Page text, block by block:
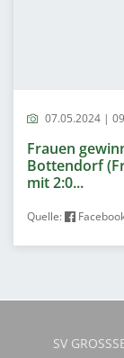
07.05.2024 |
Frauen
Bottendorf
mit 2:0...
Quelle:
SV